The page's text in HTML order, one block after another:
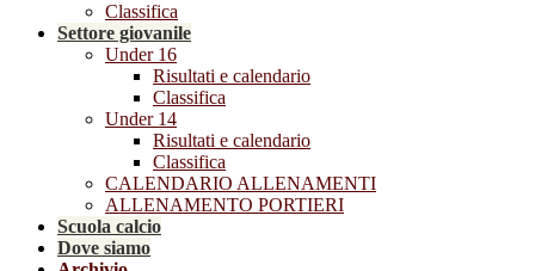
Classifica
Settore giovanile
Under 16
Risultati e calendario
Classifica
Under 14
Risultati e calendario
Classifica
CALENDARIO ALLENAMENTI
ALLENAMENTO PORTIERI
Scuola calcio
Dove siamo